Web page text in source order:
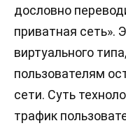
дословно
приватная сеть».
виртуального
пользователям
сети. Суть
трафик